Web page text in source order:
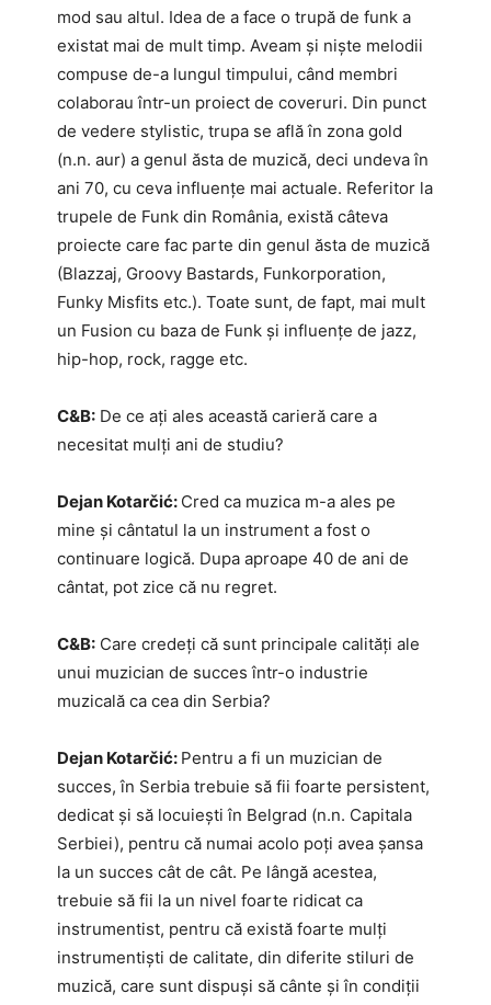
mod sau altul. Idea de a face o trupă de funk a
existat mai de mult timp. Aveam și niște melodii
compuse de-a lungul timpului, când membri
colaborau într-un proiect de coveruri. Din punct
de vedere stylistic, trupa se află în zona gold
(n.n. aur) a genul ăsta de muzică, deci undeva în
ani 70, cu ceva influențe mai actuale. Referitor la
trupele de Funk din România, există câteva
proiecte care fac parte din genul ăsta de muzică
(Blazzaj, Groovy Bastards, Funkorporation,
Funky Misfits etc.). Toate sunt, de fapt, mai mult
un Fusion cu baza de Funk și influențe de jazz,
hip-hop, rock, ragge etc.
C&B: De ce ați ales această carieră care a
necesitat mulți ani de studiu?
Dejan Kotarčić: Cred ca muzica m-a ales pe
mine și cântatul la un instrument a fost o
continuare logică. Dupa aproape 40 de ani de
cântat, pot zice că nu regret.
C&B: Care credeţi că sunt principale calităţi ale
unui muzician de succes într-o industrie
muzicală ca cea din Serbia?
Dejan Kotarčić: Pentru a fi un muzician de
succes, în Serbia trebuie să fii foarte persistent,
dedicat și să locuiești în Belgrad (n.n. Capitala
Serbiei), pentru că numai acolo poți avea șansa
la un succes cât de cât. Pe lângă acestea,
trebuie să fii la un nivel foarte ridicat ca
instrumentist, pentru că există foarte mulți
instrumentiști de calitate, din diferite stiluri de
muzică, care sunt dispuși să cânte și în condiții